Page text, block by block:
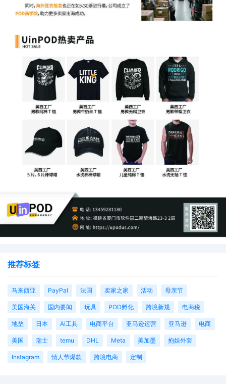
推荐标签
马来西亚 PayPal 法国 卖家之家 活动 母亲节
美国海关 国内要闻 玩具 POD孵化 跨境新规 电商税
地垫 日本 AI工具 电商平台 亚马逊运营 亚马逊 电商
美国 瑞士 temu DHL Meta 美加墨 抱娃外套
Instagram 情人节爆款 跨境电商 定制